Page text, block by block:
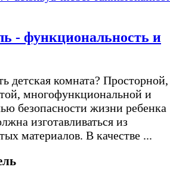
- функциональность и
детская комната? Просторной,
многофункциональной и
безопасности жизни ребенка
изготавливаться из
материалов. В качестве ...